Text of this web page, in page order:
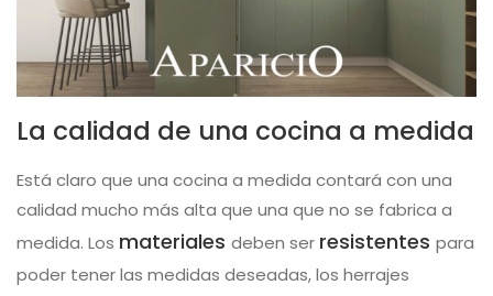
La calidad de una cocina a medida
Está claro que una cocina a medida contará con una
calidad mucho más alta que una que no se fabrica a
medida. Los materiales deben ser resistentes para
poder tener las medidas deseadas, los herrajes